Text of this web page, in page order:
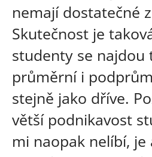
nemají dostatečné
Skutečnost je
studenty se najdou
průměrní i
stejně jako dříve.
větší podnikavost
mi naopak nelíbí, je